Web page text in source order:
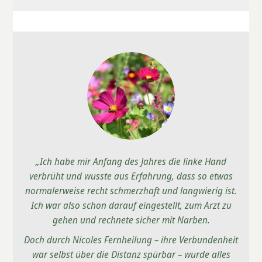
„Ich habe mir Anfang des Jahres die linke Hand
verbrüht und wusste aus Erfahrung, dass so etwas
normalerweise recht schmerzhaft und langwierig ist.
Ich war also schon darauf eingestellt, zum Arzt zu
gehen und rechnete sicher mit Narben.
Doch durch Nicoles Fernheilung – ihre Verbundenheit
war selbst über die Distanz spürbar – wurde alles